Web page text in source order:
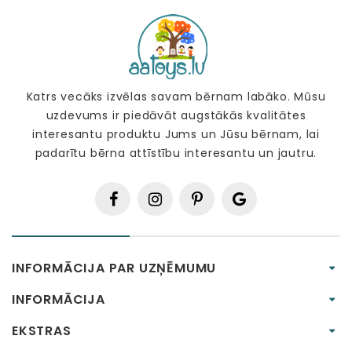
Katrs vecāks izvēlas savam bērnam labāko. Mūsu
uzdevums ir piedāvāt augstākās kvalitātes
interesantu produktu Jums un Jūsu bērnam, lai
padarītu bērna attīstību interesantu un jautru.
INFORMĀCIJA PAR UZŅĒMUMU
INFORMĀCIJA
EKSTRAS